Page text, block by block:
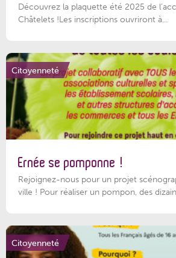
Découvrez la plaquette été 2025 de
Châtelets !Les inscriptions ouvriront à...
Citoyenneté
Ernée se pomponne !
Rejoignez-nous pour un projet
ville ! Pour réaliser un pompon, des
Citoyenneté